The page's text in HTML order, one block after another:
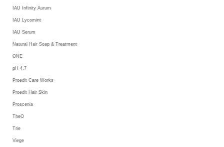
IAU Infinity Aurum
IAU Lycomint
IAU Serum
Natural Hair Soap & Treatment
ONE
pH 4.7
Proedit Care Works
Proedit Hair Skin
Proscenia
TheO
Trie
Viege